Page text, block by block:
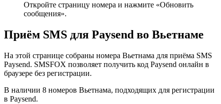
Откройте страницу номера и нажмите «Обновить
сообщения».
Приём SMS для Paysend во Вьетнаме
На этой странице собраны номера Вьетнама для приёма SMS
Paysend. SMSFOX позволяет получить код Paysend онлайн в
браузере без регистрации.
В наличии 8 номеров Вьетнама, подходящих для регистрации
в Paysend.